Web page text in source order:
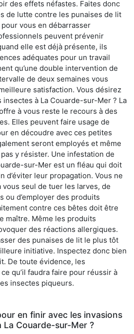
des effets néfastes. Faites donc
de lutte contre les punaises de lit
vous en débarrasser
peuvent prévenir
elle est déjà présente, ils
adéquates pour un travail
qu’une double intervention de
de deux semaines vous
satisfaction. Vous désirez
à La Couarde-sur-Mer ? La
à vous reste le recours à des
Elles peuvent faire usage de
en découdre avec ces petites
seront employés et même
y résister. Une infestation de
sur-Mer est un fléau qui doit
d’éviter leur propagation. Vous ne
vous seul de tuer les larves, de
ou d’employer des produits
contre ces bêtes doit être
maître. Même les produits
des réactions allergiques.
des punaises de lit le plus tôt
initiative. Inspectez donc bien
De toute évidence, les
qu’il faudra faire pour réussir à
insectes piqueurs.
en finir avec les invasions
La Couarde-sur-Mer ?